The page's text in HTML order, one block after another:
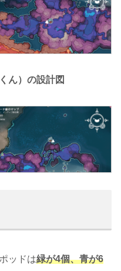
ん）の設計図
ッドは緑が4個、青が6